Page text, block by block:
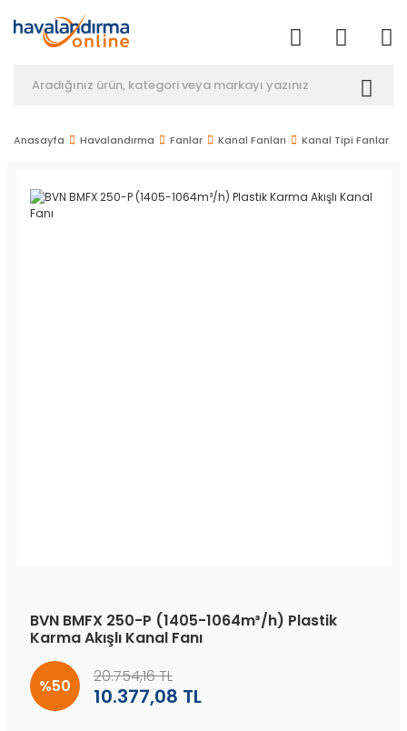
Anasayfa Havalandırma Fanlar Kanal Fanları Kanal Tipi Fanlar
BVN BMFX 250-P (1405-1064m³/h) Plastik
Karma Akışlı Kanal Fanı
%50 10.377,08 TL
20.754,16 TL